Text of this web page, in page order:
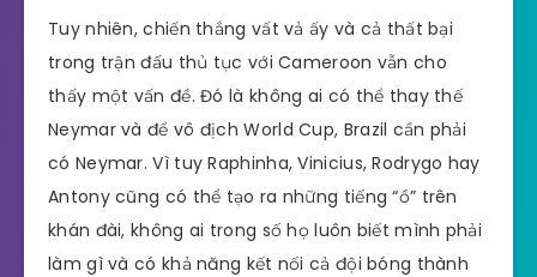
Tuy nhiên, chiến thắng vất vả ấy và cả thất bại
trong trận đấu thủ tục với Cameroon vẫn cho
thấy một vấn đề. Đó là không ai có thể thay thế
Neymar và để vô địch World Cup, Brazil cần phải
có Neymar. Vì tuy Raphinha, Vinicius, Rodrygo hay
Antony cũng có thể tạo ra những tiếng “ồ” trên
khán đài, không ai trong số họ luôn biết mình phải
làm gì và có khả năng kết nối cả đội bóng thành